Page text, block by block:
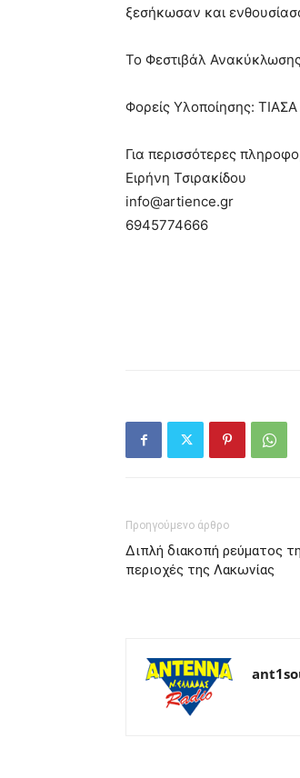
ξεσήκωσαν και
Το Φεστιβάλ
Φορείς Υλοποίησης:
Για περισσότερες
Ειρήνη Τσιρακίδου
info@artience.gr
6945774666
Προηγούμενο άρθρο
Διπλή διακοπή ρεύματος
περιοχές της Λακωνίας